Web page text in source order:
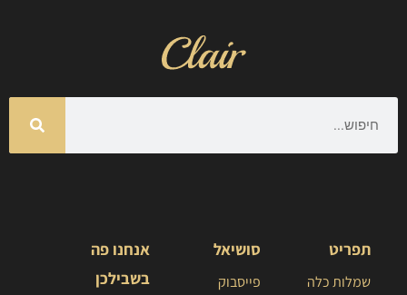
תפריט
שמלות כלה
סושיאל
פייסבוק
אנחנו פה
בשבילכן